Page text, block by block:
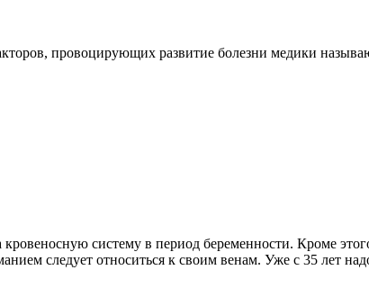
провоцирующих развитие болезни медики
систему в период беременности. Кроме
следует относиться к своим венам. Уже с 35 лет